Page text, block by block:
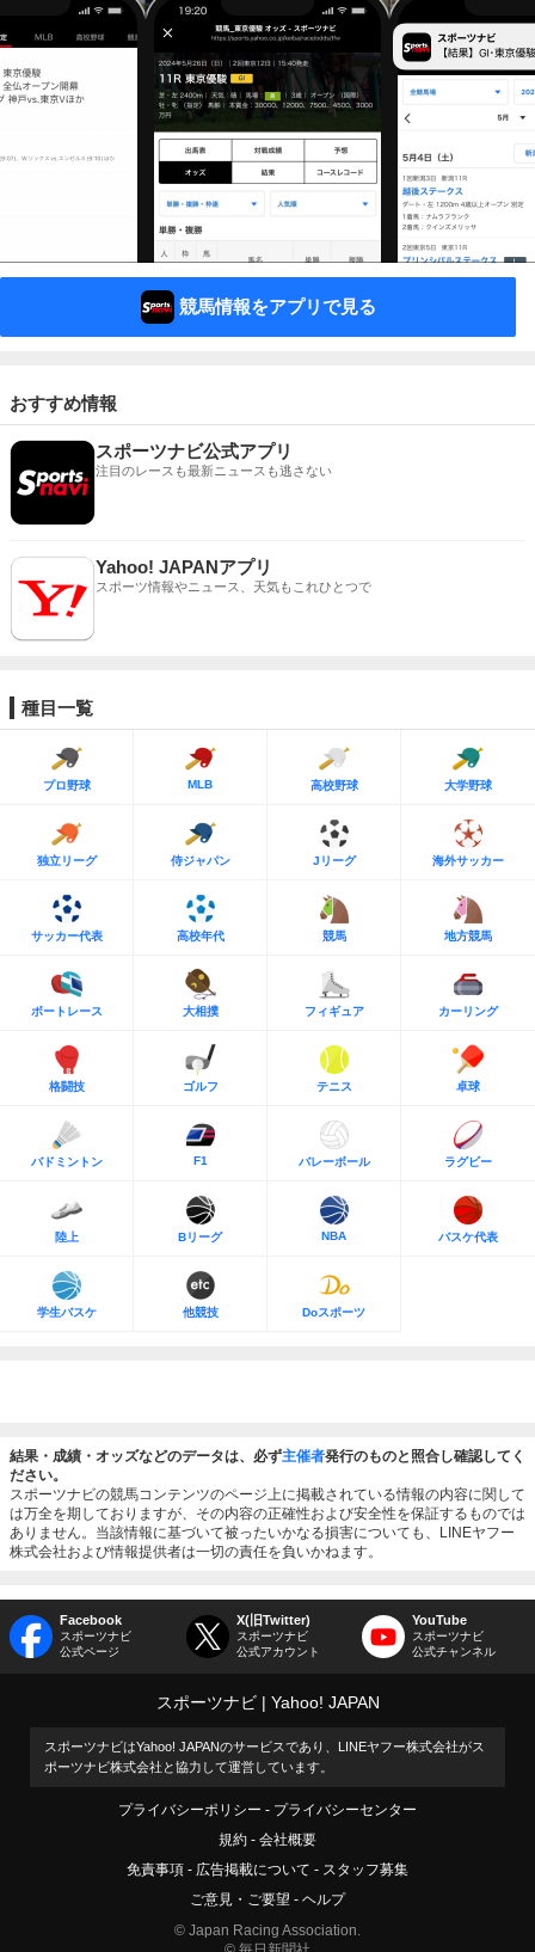
競馬情報をアプリで見る
おすすめ情報
スポーツナビ公式アプリ
注目のレースも最新ニュースも逃さない
Yahoo! JAPANアプリ
スポーツ情報やニュース、天気もこれひとつで
種目一覧
プロ野球 MLB 高校野球 大学野球
独立リーグ 侍ジャパン Jリーグ 海外サッカー
サッカー代表 高校年代 競馬 地方競馬
ボートレース 大相撲 フィギュア カーリング
格闘技 ゴルフ テニス 卓球
バドミントン F1 バレーボール ラグビー
陸上 Bリーグ NBA バスケ代表
学生バスケ 他競技 Doスポーツ
結果・成績・オッズなどのデータは、必ず主催者発行のものと照合し確認してく
ださい。
スポーツナビの競馬コンテンツのページ上に掲載されている情報の内容に関して
は万全を期しておりますが、その内容の正確性および安全性を保証するものでは
ありません。当該情報に基づいて被ったいかなる損害についても、LINEヤフー
株式会社および情報提供者は一切の責任を負いかねます。
Facebook
スポーツナビ
公式ページ
X(旧Twitter)
スポーツナビ
公式アカウント
YouTube
スポーツナビ
公式チャンネル
スポーツナビ Yahoo! JAPAN
スポーツナビはYahoo! JAPANのサービスであり、LINEヤフー株式会社がス
ポーツナビ株式会社と協力して運営しています。
プライバシーポリシー
プライバシーセンター
規約
会社概要
免責事項
広告掲載について
スタッフ募集
ご意見・ご要望
ヘルプ
© Japan Racing Association.